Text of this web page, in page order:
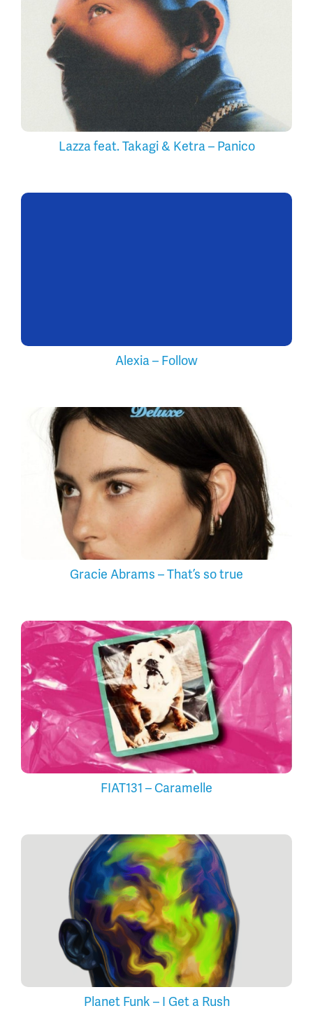
Lazza feat. Takagi & Ketra – Panico
Alexia – Follow
Gracie Abrams – That’s so true
FIAT131 – Caramelle
Planet Funk – I Get a Rush